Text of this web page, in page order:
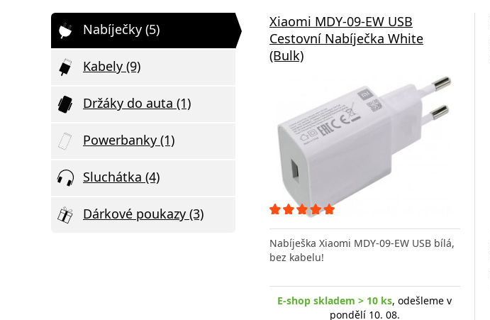
Nabíječky (5)
Kabely (9)
Držáky do auta (1)
Powerbanky (1)
Sluchátka (4)
Dárkové poukazy (3)
Xiaomi MDY-09-EW USB
Cestovní Nabíječka White
(Bulk)
Nabíješka Xiaomi MDY-09-EW USB bílá,
bez kabelu!
E-shop skladem > 10 ks, odešleme v
pondělí 10. 08.